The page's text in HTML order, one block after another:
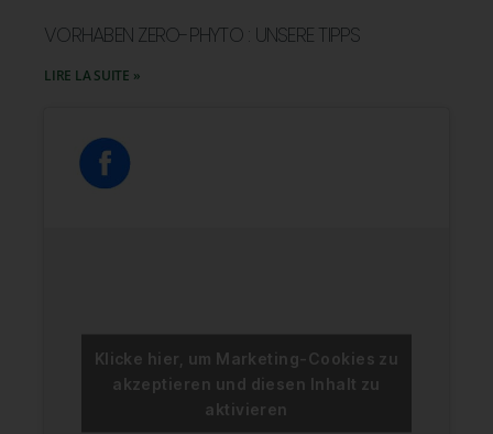
VORHABEN ZERO-PHYTO : UNSERE TIPPS
LIRE LA SUITE »
Klicke hier, um Marketing-Cookies zu
akzeptieren und diesen Inhalt zu
aktivieren